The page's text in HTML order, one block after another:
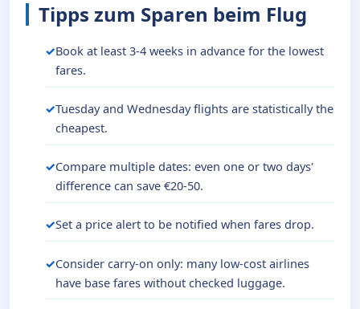
Tipps zum Sparen beim Flug
Book at least 3-4 weeks in advance for the lowest
fares.
Tuesday and Wednesday flights are statistically the
cheapest.
Compare multiple dates: even one or two days'
difference can save €20-50.
Set a price alert to be notified when fares drop.
Consider carry-on only: many low-cost airlines
have base fares without checked luggage.